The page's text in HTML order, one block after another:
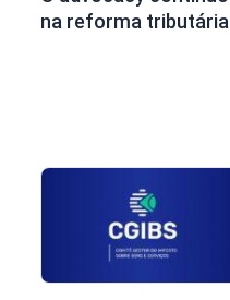
na reforma tributária